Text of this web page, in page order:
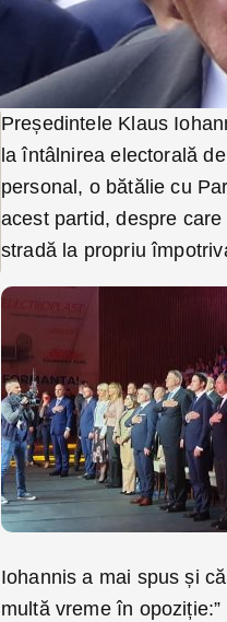
Președintele Klaus
la întâlnirea electorală
personal, o bătălie cu
acest partid, despre
stradă la propriu
Iohannis a mai spus și
multă vreme în opoziție:”